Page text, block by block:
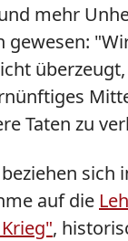
mehr
gewesen:
überzeugt,
Taten zu
sich
auf die
,